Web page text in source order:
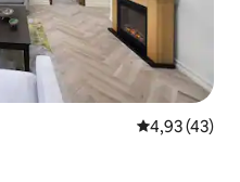
4,93 (43)